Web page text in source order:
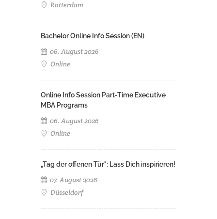
Rotterdam
Bachelor Online Info Session (EN)
06. August 2026
Online
Online Info Session Part-Time Executive
MBA Programs
06. August 2026
Online
„Tag der offenen Tür": Lass Dich inspirieren!
07. August 2026
Düsseldorf